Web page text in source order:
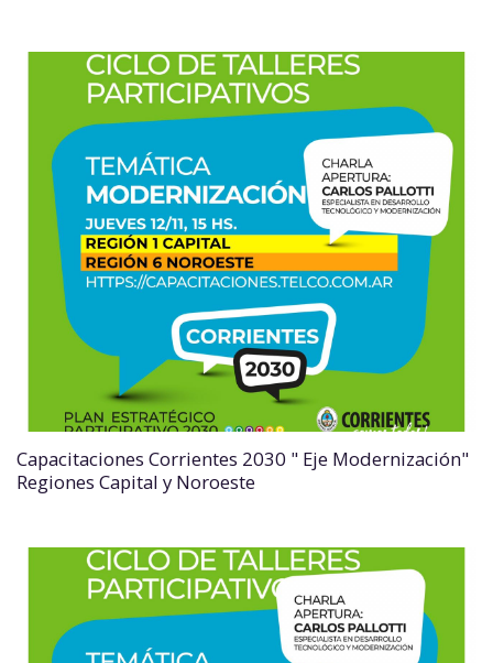
Capacitaciones Corrientes 2030 " Eje Modernización"
Regiones Capital y Noroeste